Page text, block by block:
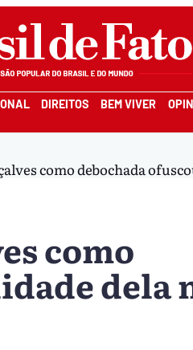
DIREITOS BEM VIVER
como debochada
como
dela